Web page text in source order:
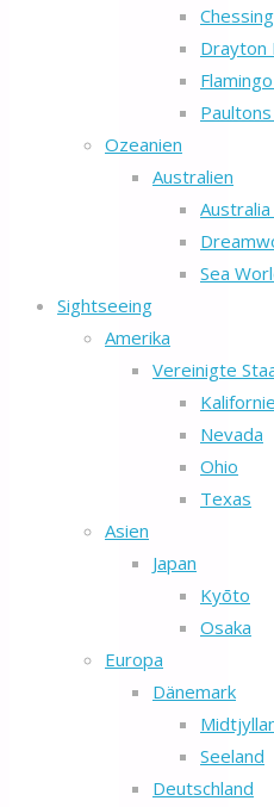
Drayton
Ozeanien
Australien
Sea
Sightseeing
Amerika
Vereinigte
Nevada
Ohio
Texas
Asien
Japan
Kyōto
Osaka
Europa
Dänemark
Seeland
Deutschland